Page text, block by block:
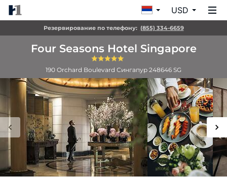
USD
Резервирование по телефону: (855) 334-6659
Four Seasons Hotel Singapore
190 Orchard Boulevard Сингапур 248646 SG